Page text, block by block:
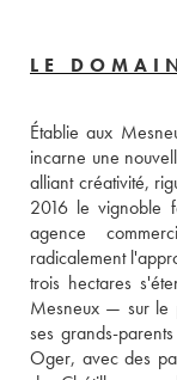
LE
Établie aux
incarne une
alliant créativité,
2016 le vignoble
agence
radicalement
trois hectares
Mesneux — sur le
ses grands-
Oger, avec des